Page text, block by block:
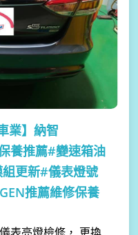
業】納智
養推薦#變速箱油
更新#儀表燈號
推薦維修保養